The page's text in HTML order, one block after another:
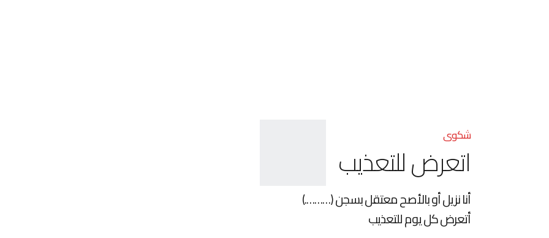
شكوى
اتعرض للتعذيب
أنا نزيل أو بالأصح معتقل بسجن (……….)
أتعرض كل يوم للتعذيب